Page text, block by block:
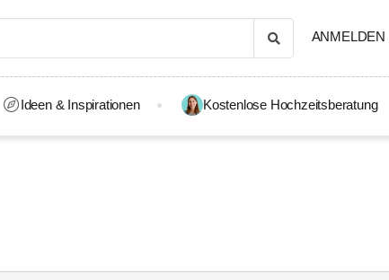
ANMELDEN
Ideen & Inspirationen Kostenlose Hochzeitsberatung